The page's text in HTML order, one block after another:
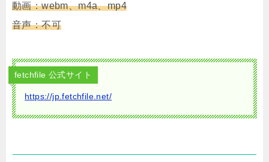
動画：webm、m4a、mp4
音声：不可
fetchfile 公式サイト
https://jp.fetchfile.net/